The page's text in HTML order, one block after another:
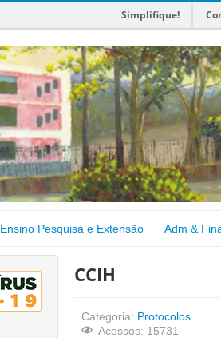
Simplifique!
Ensino Pesquisa e Extensão Adm &
CCIH
Categoria: Protocolos
Acessos: 15731